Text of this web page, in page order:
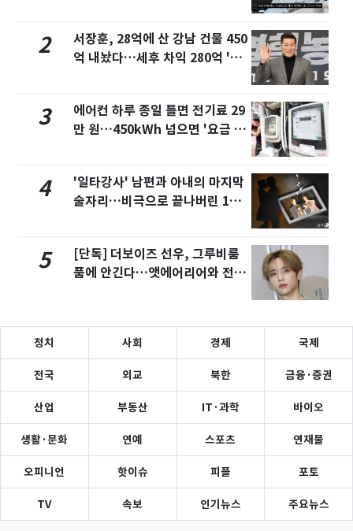
2
서장훈, 28억에 산 강남 건물 450
억 내놨다…세후 차익 280억 '잭
3
에어컨 하루 종일 틀면 전기료 29
만 원…450kWh 넘으면 '요금 폭
4
'일타강사' 남편과 아내의 마지막
술자리…비극으로 끝나버린 17
5
[단독] 더보이즈 선우, 그루비룸
품에 안긴다…앳에어리어와 전속
정치 사회 경제 국제
전국 외교 북한 금융·증권
산업 부동산 IT·과학 바이오
생활·문화 연예 스포츠 연재물
오피니언 핫이슈 피플 포토
TV 속보 인기뉴스 주요뉴스